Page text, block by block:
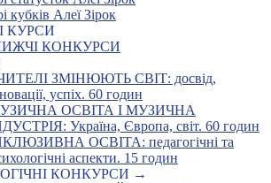
кубків Алеї Зірок
КУРСИ
КОНКУРСИ
ЗМІНЮЮТЬ СВІТ: досвід,
успіх. 60 годин
ОСВІТА І МУЗИЧНА
Україна, Європа, світ. 60 годин
ОСВІТА: педагогічні та
аспекти. 15 годин
КОНКУРСИ →